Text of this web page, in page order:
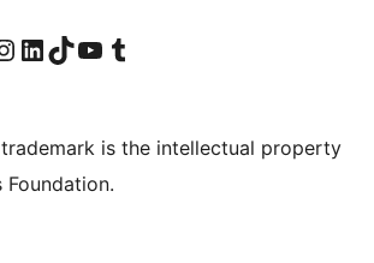
our Instagram account
Visit our LinkedIn account
造訪我們的 TikTok 帳號Visit our YouTube channel
造訪我們的 Tumblr 帳號
is the intellectual property
Foundation.